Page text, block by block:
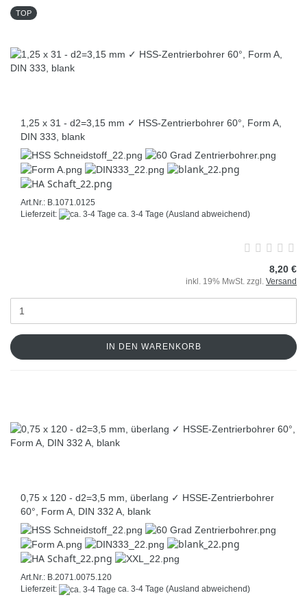
TOP
1,25 x 31 - d2=3,15 mm ✓ HSS-Zentrierbohrer 60°, Form A,
DIN 333, blank
Art.Nr.: B.1071.0125
Lieferzeit:
ca. 3-4 Tage (Ausland abweichend)
8,20 €
inkl. 19% MwSt. zzgl. Versand
IN DEN WARENKORB
0,75 x 120 - d2=3,5 mm, überlang ✓ HSSE-Zentrierbohrer
60°, Form A, DIN 332 A, blank
Art.Nr.: B.2071.0075.120
Lieferzeit:
ca. 3-4 Tage (Ausland abweichend)